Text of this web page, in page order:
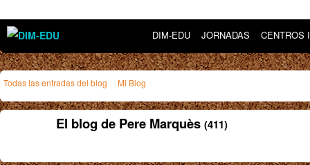
DIM-EDU JORNADAS CENTROS
Todas las entradas del blog Mi Blog
El blog de Pere Marquès (411)